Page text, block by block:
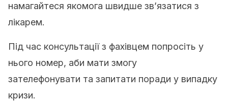
намагайтеся якомога швидше зв’язатися з
лікарем.
Під час консультації з фахівцем попросіть у
нього номер, аби мати змогу
зателефонувати та запитати поради у випадку
кризи.